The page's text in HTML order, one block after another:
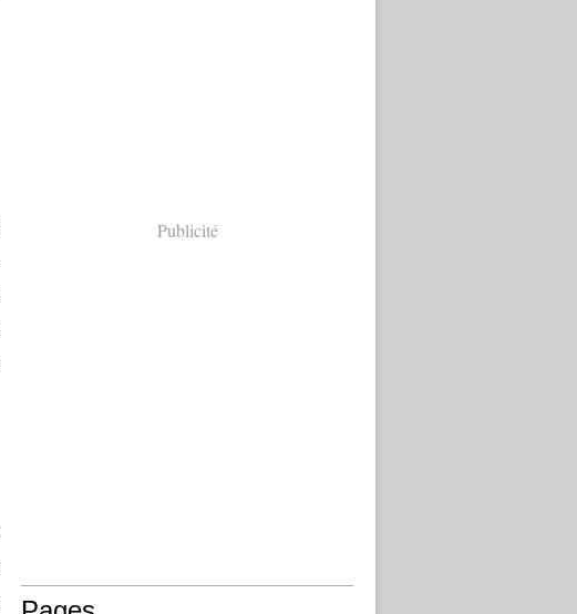
Publicité